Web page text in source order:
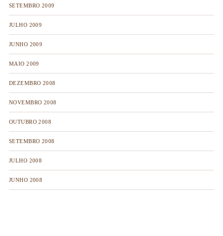
SETEMBRO 2009
JULHO 2009
JUNHO 2009
MAIO 2009
DEZEMBRO 2008
NOVEMBRO 2008
OUTUBRO 2008
SETEMBRO 2008
JULHO 2008
JUNHO 2008